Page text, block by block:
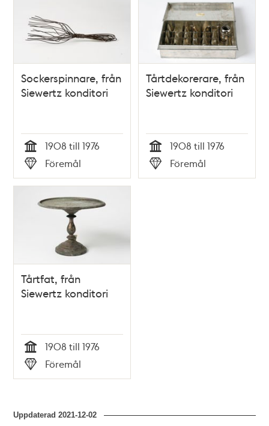
Sockerspinnare, från
Siewertz konditori
Tid
1908 till 1976
Typ
Föremål
Tårtdekorerare, från
Siewertz konditori
Tid
1908 till 1976
Typ
Föremål
Tårtfat, från
Siewertz konditori
Tid
1908 till 1976
Typ
Föremål
Uppdaterad2021-12-02